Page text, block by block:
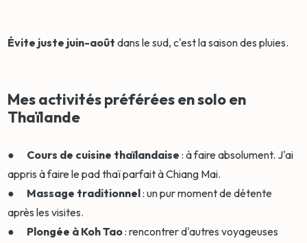
Évite juste juin-août dans le sud, c'est la saison des pluies.
Mes activités préférées en solo en
Thaïlande
● Cours de cuisine thaïlandaise : à faire absolument. J'ai
appris à faire le pad thaï parfait à Chiang Mai.
● Massage traditionnel: un pur moment de détente
après les visites.
● Plongée à Koh Tao: rencontrer d'autres voyageuses